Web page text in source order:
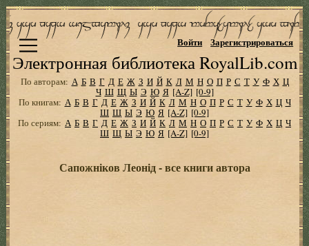
Электронная библиотека RoyalLib.com
Войти Зарегистрироваться
По авторам: А Б В Г Д Е Ж З И Й К Л М Н О П Р С Т У Ф Х Ц
Ч Ш Щ Ы Э Ю Я [A-Z] [0-9]
По книгам: А Б В Г Д Е Ж З И Й К Л М Н О П Р С Т У Ф Х Ц Ч
Ш Щ Ы Э Ю Я [A-Z] [0-9]
По сериям: А Б В Г Д Е Ж З И Й К Л М Н О П Р С Т У Ф Х Ц Ч
Ш Щ Ы Э Ю Я [A-Z] [0-9]
Сапожніков Леонід - все книги автора